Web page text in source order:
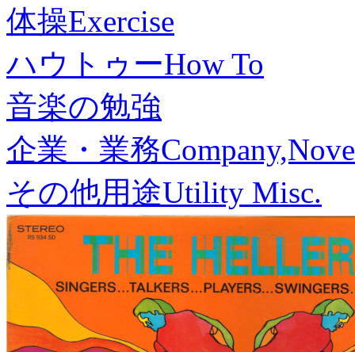
体操Exercise
ハウトゥーHow To
音楽の勉強
企業・業務
その他用途Utility Misc.